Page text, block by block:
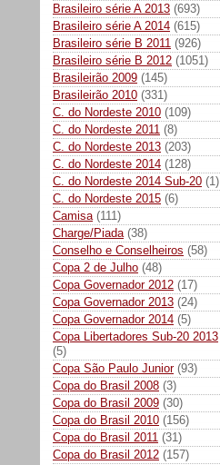
Brasileiro série A 2013 (693)
Brasileiro série A 2014 (615)
Brasileiro série B 2011 (926)
Brasileiro série B 2012 (1051)
Brasileirão 2009 (145)
Brasileirão 2010 (331)
C. do Nordeste 2010 (109)
C. do Nordeste 2011 (8)
C. do Nordeste 2013 (203)
C. do Nordeste 2014 (128)
C. do Nordeste 2014 Sub-20 (1)
C. do Nordeste 2015 (6)
Camisa (111)
Charge/Piada (38)
Conselho e Conselheiros (58)
Copa 2 de Julho (48)
Copa Governador 2012 (17)
Copa Governador 2013 (24)
Copa Governador 2014 (5)
Copa Libertadores Sub-20 2013
(5)
Copa São Paulo Junior (93)
Copa do Brasil 2008 (3)
Copa do Brasil 2009 (30)
Copa do Brasil 2010 (156)
Copa do Brasil 2011 (31)
Copa do Brasil 2012 (157)